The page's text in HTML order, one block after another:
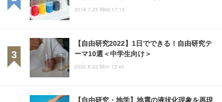
2018.7.25 Wed 17:15
【自由研究2022】1日でできる！自由研究テ
ーマ10選＜中学生向け＞
2022.8.22 Mon 12:45
【自由研究・地学】地震の液状化現象を再現